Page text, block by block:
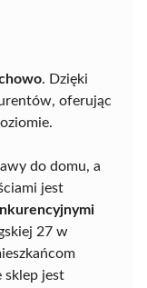
. Dzięki
oferując
do domu, a
jest
27 w
sklep jest